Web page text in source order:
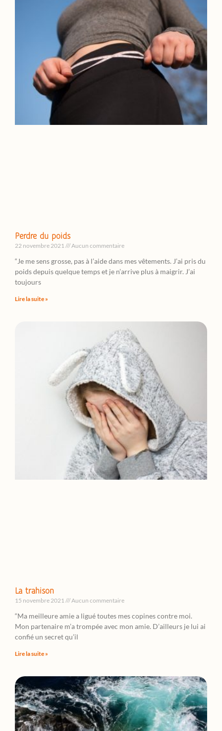
Perdre du poids
22 novembre 2021 Aucun commentaire
“Je me sens grosse, pas à l’aide dans mes vêtements. J’ai pris du
poids depuis quelque temps et je n’arrive plus à maigrir. J’ai
toujours
Lire la suite »
La trahison
15 novembre 2021 Aucun commentaire
“Ma meilleure amie a ligué toutes mes copines contre moi.
Mon partenaire m’a trompée avec mon amie. D’ailleurs je lui ai
confié un secret qu’il
Lire la suite »